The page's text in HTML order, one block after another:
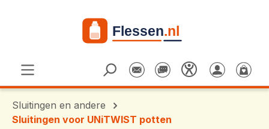
Sluitingen en andere
Sluitingen voor UNiTWIST potten